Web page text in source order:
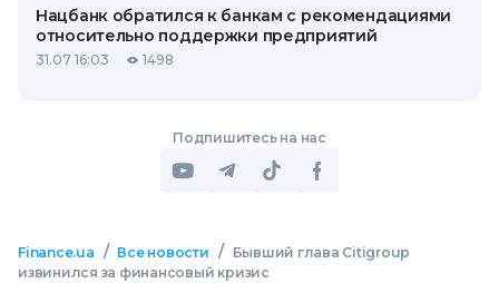
Нацбанк обратился к банкам с рекомендациями
относительно поддержки предприятий
31.07 16:03 1498
Подпишитесь на нас
Finance.ua / Все новости /
Бывший глава Citigroup
извинился за финансовый кризис